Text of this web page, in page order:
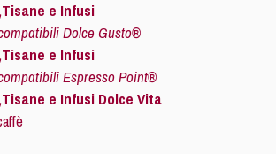
e Infusi
Dolce Gusto®
e Infusi
Espresso Point®
e Infusi Dolce Vita